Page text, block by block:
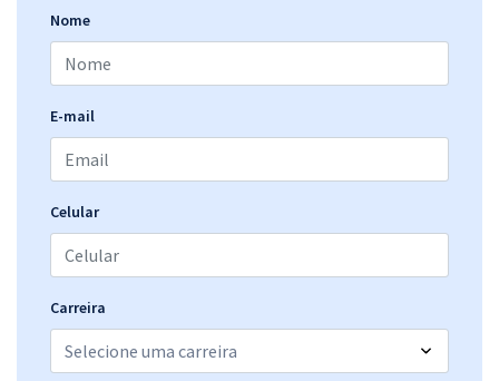
Nome
E-mail
Celular
Carreira